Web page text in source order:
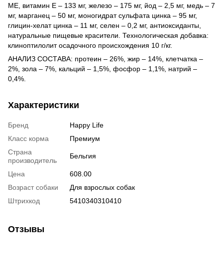
МЕ, витамин Е – 133 мг, железо – 175 мг, йод – 2,5 мг, медь – 7
мг, марганец – 50 мг, моногидрат сульфата цинка – 95 мг,
глицин-хелат цинка – 11 мг, селен – 0,2 мг, антиоксиданты,
натуральные пищевые красители. Технологическая добавка:
клиноптилолит осадочного происхождения 10 г/кг.
АНАЛИЗ СОСТАВА: протеин – 26%, жир – 14%, клетчатка –
2%, зола – 7%, кальций – 1,5%, фосфор – 1,1%, натрий –
0,4%.
Характеристики
Бренд
Happy Life
Класс корма
Премиум
Страна
производитель
Бельгия
Цена
608.00
Возраст собаки
Для взрослых собак
Штрихкод
5410340310410
Отзывы